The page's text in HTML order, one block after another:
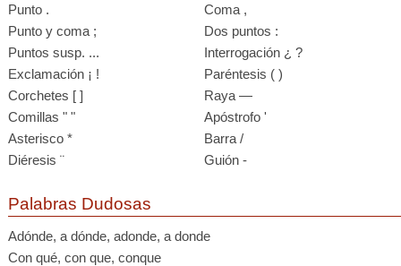
Punto .
Coma ,
Punto y coma ;
Dos puntos :
Puntos susp. ...
Interrogación ¿ ?
Exclamación ¡ !
Paréntesis ( )
Corchetes [ ]
Raya —
Comillas " "
Apóstrofo '
Asterisco *
Barra /
Diéresis ¨
Guión -
Palabras Dudosas
Adónde, a dónde, adonde, a donde
Con qué, con que, conque